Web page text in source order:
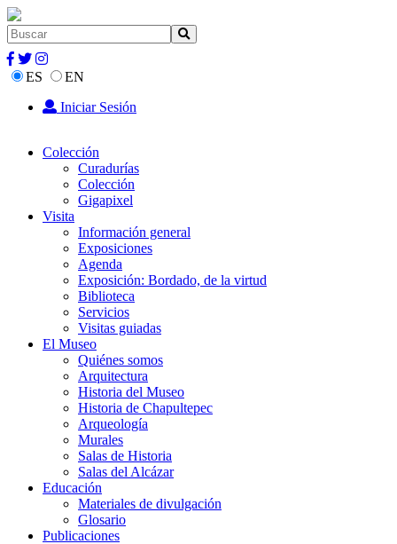
ES
EN
Iniciar Sesión
Colección
Curadurías
Colección
Gigapixel
Visita
Información general
Exposiciones
Agenda
Exposición: Bordado, de la virtud
Biblioteca
Servicios
Visitas guiadas
El Museo
Quiénes somos
Arquitectura
Historia del Museo
Historia de Chapultepec
Arqueología
Murales
Salas de Historia
Salas del Alcázar
Educación
Materiales de divulgación
Glosario
Publicaciones